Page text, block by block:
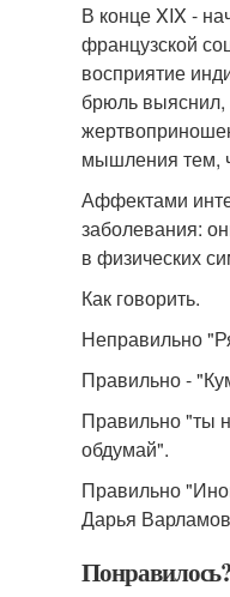
В конце XIX -
французской
восприятие
брюль выяснил,
мышления тем,
Аффектами
заболевания:
в физических
Как говорить.
Неправильно
Правильно -
Правильно "ты
обдумай".
Правильно
Дарья